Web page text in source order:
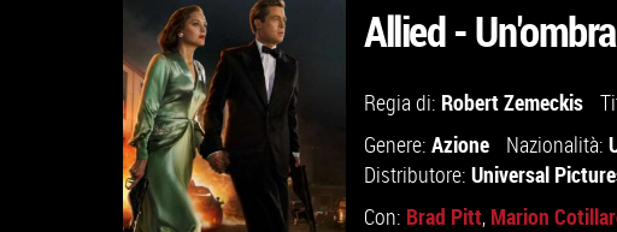
GUARDA IL TRAILER
VAI ALLA SCHEDA
Allied -
Regia di: Robert Zemeckis
Genere: Azione Nazionalità:
Distributore: Universal
Con: Brad Pitt, Marion